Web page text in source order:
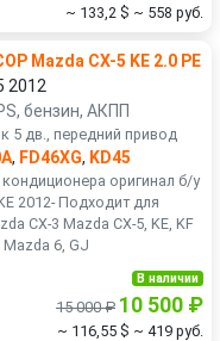
~ 133,2 $ ~ 558 руб.
Mazda CX-5 KE 2.0 PE
2012
бензин, АКПП
5 дв., передний привод
, FD46XG, KD45
оригинал б/у
2012- Подходит для
CX-3 Mazda CX-5, KE, KF
6, GJ
В наличии
15 000 ₽ 10 500 ₽
~ 116,55 $ ~ 419 руб.